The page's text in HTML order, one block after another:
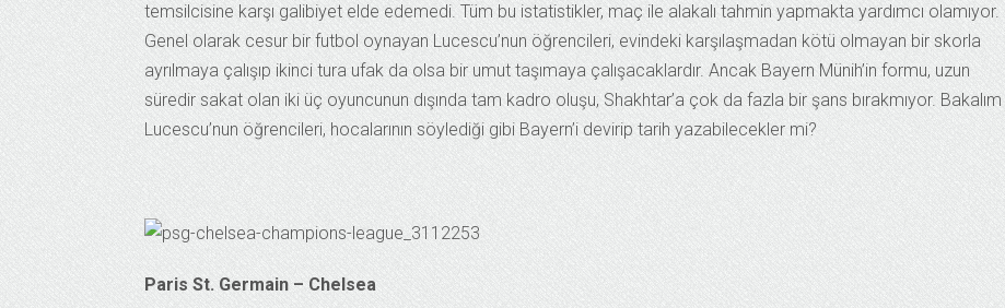
temsilcisine karşı galibiyet elde edemedi. Tüm bu istatistikler, maç ile alakalı tahmin yapmakta yardımcı olamıyor.
Genel olarak cesur bir futbol oynayan Lucescu’nun öğrencileri, evindeki karşılaşmadan kötü olmayan bir skorla
ayrılmaya çalışıp ikinci tura ufak da olsa bir umut taşımaya çalışacaklardır. Ancak Bayern Münih’in formu, uzun
süredir sakat olan iki üç oyuncunun dışında tam kadro oluşu, Shakhtar’a çok da fazla bir şans bırakmıyor. Bakalım
Lucescu’nun öğrencileri, hocalarının söylediği gibi Bayern’i devirip tarih yazabilecekler mi?
Paris St. Germain – Chelsea